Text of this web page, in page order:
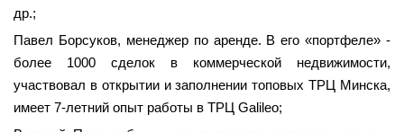
др.;
Павел Борсуков, менеджер по аренде. В его «портфеле» -
более 1000 сделок в коммерческой недвижимости,
участвовал в открытии и заполнении топовых ТРЦ Минска,
имеет 7-летний опыт работы в ТРЦ Galileo;